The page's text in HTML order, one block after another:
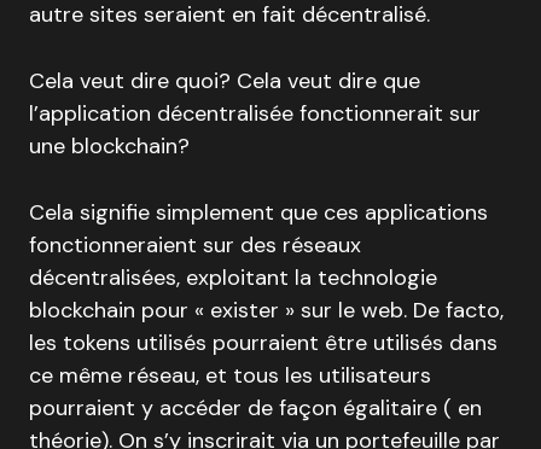
autre sites seraient en fait décentralisé.
Cela veut dire quoi? Cela veut dire que
l’application décentralisée fonctionnerait sur
une blockchain?
Cela signifie simplement que ces applications
fonctionneraient sur des réseaux
décentralisées, exploitant la technologie
blockchain pour « exister » sur le web. De facto,
les tokens utilisés pourraient être utilisés dans
ce même réseau, et tous les utilisateurs
pourraient y accéder de façon égalitaire ( en
théorie). On s’y inscrirait via un portefeuille par